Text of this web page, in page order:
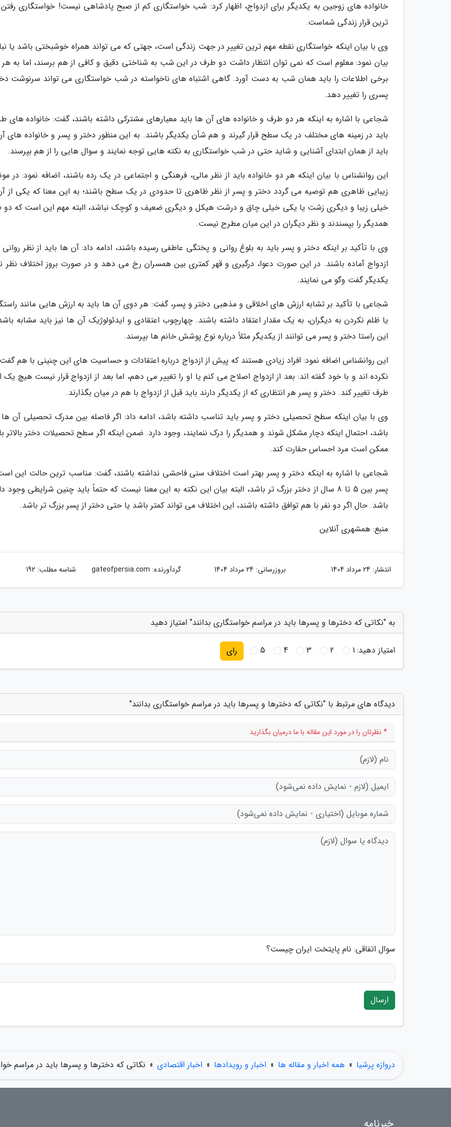
خانواده های زوجین به یکدیگر برای ازدواج، اظهار کرد: شب خواستگاری کم از صبح پادشاهی نیست! خواستگاری
ترین قرار زندگی شماست.
وی با بیان اینکه خواستگاری نقطه مهم ترین تغییر در جهت زندگی است، جهتی که می تواند همراه خوشبختی باشد یا
بیان نمود: معلوم است که نمی توان انتظار داشت دو طرف در این شب به شناختی دقیق و کافی از هم برسند، اما به
برخی اطلاعات را باید همان شب به دست آورد. گاهی اشتباه های ناخواسته در شب خواستگاری می تواند سرنوشت
پسری را تغییر دهد.
شجاعی با اشاره به اینکه هر دو طرف و خانواده های آن ها باید معیارهای مشترکی داشته باشند، گفت: خانواده های
باید در زمینه های مختلف در یک سطح قرار گیرند و هم شأن یکدیگر باشند. به این منظور دختر و پسر و خانواده های
باید از همان ابتدای آشنایی و شاید حتی در شب خواستگاری به نکته هایی توجه نمایند و سوال هایی را از هم بپرسند.
این روانشناس با بیان اینکه هر دو خانواده باید از نظر مالی، فرهنگی و اجتماعی در یک رده باشند، اضافه نمود: در
زیبایی ظاهری هم توصیه می گردد دختر و پسر از نظر ظاهری تا حدودی در یک سطح باشند؛ به این معنا که یکی از
خیلی زیبا و دیگری زشت یا یکی خیلی چاق و درشت هیکل و دیگری ضعیف و کوچک نباشد، البته مهم این است که
همدیگر را بپسندند و نظر دیگران در این میان مطرح نیست.
وی با تأکید بر اینکه دختر و پسر باید به بلوغ روانی و پختگی عاطفی رسیده باشند، ادامه داد: آن ها باید از نظر روانی
ازدواج آماده باشند. در این صورت دعوا، درگیری و قهر کمتری بین همسران رخ می دهد و در صورت بروز اختلاف نظر
یکدیگر گفت وگو می نمایند.
شجاعی با تأکید بر تشابه ارزش های اخلاقی و مذهبی دختر و پسر، گفت: هر دوی آن ها باید به ارزش هایی مانند
یا ظلم نکردن به دیگران، به یک مقدار اعتقاد داشته باشند. چهارچوب اعتقادی و ایدئولوژیک آن ها نیز باید مشابه
این راستا دختر و پسر می توانند از یکدیگر مثلاً درباره نوع پوشش خانم ها بپرسند.
این روانشناس اضافه نمود: افراد زیادی هستند که پیش از ازدواج درباره اعتقادات و حساسیت های این چنینی با هم
نکرده اند و با خود گفته اند: بعد از ازدواج اصلاح می کنم یا او را تغییر می دهم، اما بعد از ازدواج قرار نیست هیچ یک
طرف تغییر کند. دختر و پسر هر انتظاری که از یکدیگر دارند باید قبل از ازدواج با هم در میان بگذارند.
وی با بیان اینکه سطح تحصیلی دختر و پسر باید تناسب داشته باشد، ادامه داد: اگر فاصله بین مدرک تحصیلی آن ها
باشد، احتمال اینکه دچار مشکل شوند و همدیگر را درک ننمایند، وجود دارد. ضمن اینکه اگر سطح تحصیلات دختر بالاتر
ممکن است مرد احساس حقارت کند.
شجاعی با اشاره به اینکه دختر و پسر بهتر است اختلاف سنی فاحشی نداشته باشند، گفت: مناسب ترین حالت این
پسر بین 5 تا 8 سال از دختر بزرگ تر باشد، البته بیان این نکته به این معنا نیست که حتماً باید چنین شرایطی وجود
باشد. حال اگر دو نفر با هم توافق داشته باشند، این اختلاف می تواند کمتر باشد یا حتی دختر از پسر بزرگ تر باشد.
منبع: همشهری آنلاین
انتشار: 24 مرداد 1404 بروزرسانی: 24 مرداد 1404 گردآورنده: gateofpersia.com شناسه مطلب: 192
به "نکاتی که دخترها و پسرها باید در مراسم خواستگاری بدانند" امتیاز دهید
امتیاز دهید:1
2
3
4
5 رای
دیدگاه های مرتبط با "نکاتی که دخترها و پسرها باید در مراسم خواستگاری بدانند"
* نظرتان را در مورد این مقاله با ما درمیان بگذارید
سوال اتفاقی: نام پایتخت ایران چیست؟
ارسال
دروازه پرشیا » همه اخبار و مقاله ها » اخبار و رویدادها » اخبار اقتصادی » نکاتی که دخترها و پسرها باید در مراسم
خبرنامه